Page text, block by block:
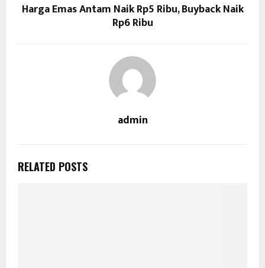
Harga Emas Antam Naik Rp5 Ribu, Buyback Naik
Rp6 Ribu
admin
RELATED POSTS